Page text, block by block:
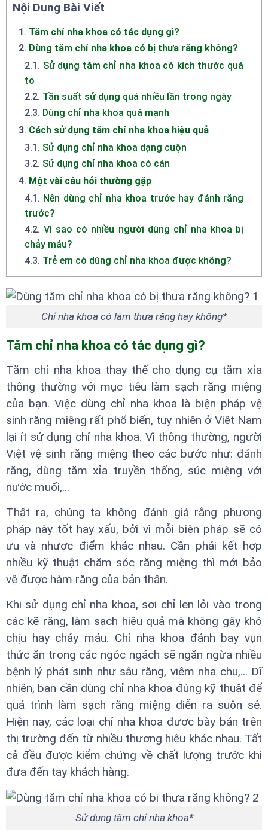
Nội Dung Bài Viết
1. Tăm chỉ nha khoa có tác dụng gì?
2. Dùng tăm chỉ nha khoa có bị thưa răng không?
2.1 . Sử dụng tăm chỉ nha khoa có kích thước quá
to
2.2. Tần suất sử dụng quá nhiều lần trong ngày
2.3. Dùng chỉ nha khoa quá mạnh
3. Cách sử dụng tăm chỉ nha khoa hiệu quả
3.1 . Sử dụng chỉ nha khoa dạng cuộn
3.2. Sử dụng chỉ nha khoa có cán
4. Một vài câu hỏi thường gặp
4.1 . Nên dùng chỉ nha khoa trước hay đánh răng
trước?
4.2. Vì sao có nhiều người dùng chỉ nha khoa bị
chảy máu?
4.3. Trẻ em có dùng chỉ nha khoa được không?
Chỉ nha khoa có làm thưa răng hay không*
Tăm chỉ nha khoa có tác dụng gì?
Tăm chỉ nha khoa thay thế cho dụng cụ tăm xỉa
thông thường với mục tiêu làm sạch răng miệng
của bạn. Việc dùng chỉ nha khoa là biện pháp vệ
sinh răng miệng rất phổ biến, tuy nhiên ở Việt Nam
lại ít sử dụng chỉ nha khoa. Vì thông thường, người
Việt vệ sinh răng miệng theo các bước như: đánh
răng, dùng tăm xỉa truyền thống, súc miệng với
nước muối,...
Thật ra, chúng ta không đánh giá rằng phương
pháp này tốt hay xấu, bởi vì mỗi biện pháp sẽ có
ưu và nhược điểm khác nhau. Cần phải kết hợp
nhiều kỹ thuật chăm sóc răng miệng thì mới bảo
vệ được hàm răng của bản thân.
Khi sử dụng chỉ nha khoa, sợi chỉ len lỏi vào trong
các kẽ răng, làm sạch hiệu quả mà không gây khó
chịu hay chảy máu. Chỉ nha khoa đánh bay vụn
thức ăn trong các ngóc ngách sẽ ngăn ngừa nhiều
bệnh lý phát sinh như sâu răng, viêm nha chu,... Dĩ
nhiên, bạn cần dùng chỉ nha khoa đúng kỹ thuật để
quá trình làm sạch răng miệng diễn ra suôn sẻ.
Hiện nay, các loại chỉ nha khoa được bày bán trên
thị trường đến từ nhiều thương hiệu khác nhau. Tất
cả đều được kiểm chứng về chất lượng trước khi
đưa đến tay khách hàng.
Sử dụng tăm chỉ nha khoa*